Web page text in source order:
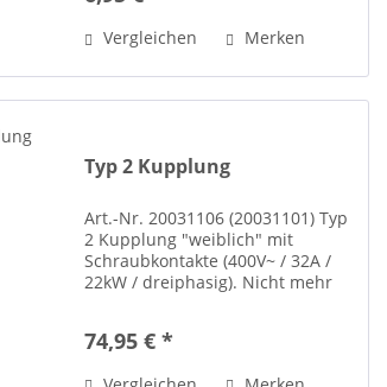
Vergleichen Merken
Typ 2 Kupplung
Art.-Nr. 20031106 (20031101) Typ
2 Kupplung "weiblich" mit
Schraubkontakte (400V~ / 32A /
22kW / dreiphasig). Nicht mehr
coupler female with screw
74,95 € *